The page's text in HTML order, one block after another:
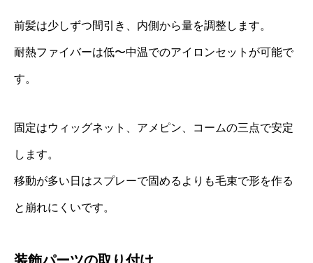
前髪は少しずつ間引き、内側から量を調整します。
耐熱ファイバーは低〜中温でのアイロンセットが可能で
す。
固定はウィッグネット、アメピン、コームの三点で安定
します。
移動が多い日はスプレーで固めるよりも毛束で形を作る
と崩れにくいです。